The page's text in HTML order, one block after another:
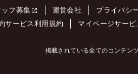
ッフ募集 運営会社 プライバシ
サービス利用規約
マイページサービ
掲載されている全てのコンテン